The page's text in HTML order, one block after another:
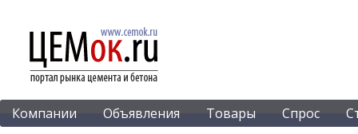
Компании Объявления Товары Спрос